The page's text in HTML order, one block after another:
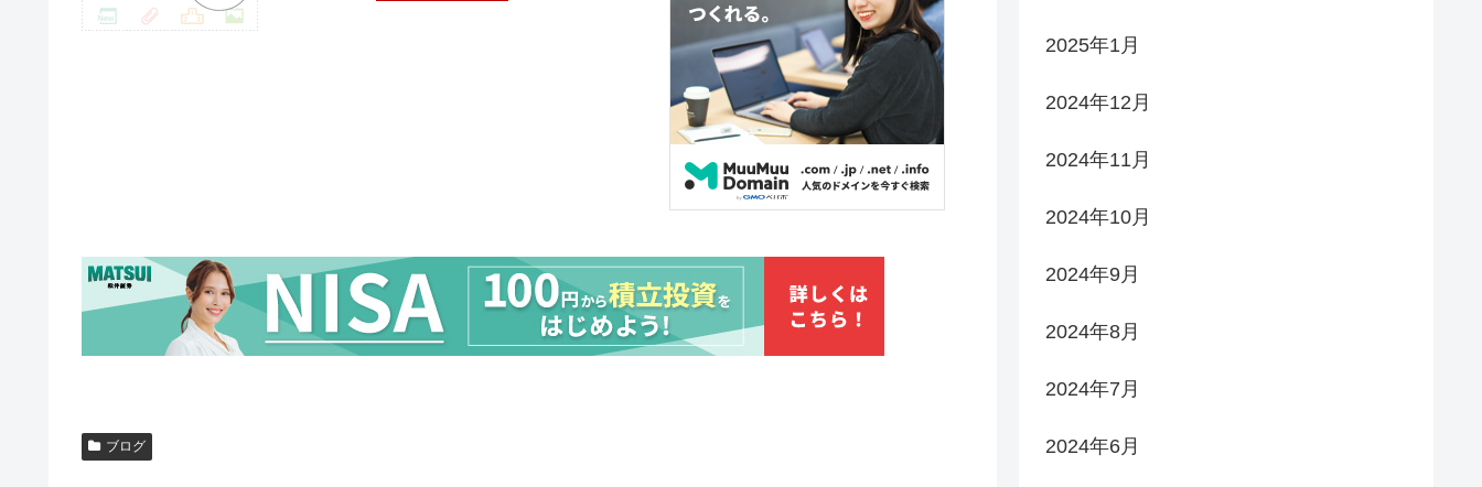
ブログ
2025年1月
2024年12月
2024年11月
2024年10月
2024年9月
2024年8月
2024年7月
2024年6月